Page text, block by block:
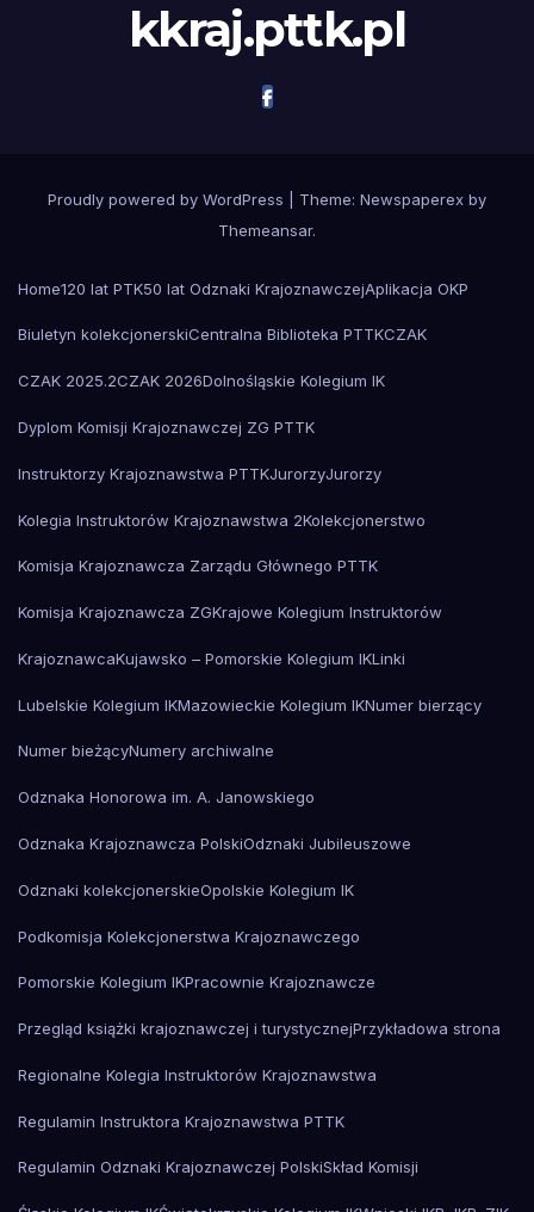
kkraj.pttk.pl
Proudly powered by WordPress
Theme: Newspaperex by
Themeansar.
Home120 lat PTK50 lat Odznaki KrajoznawczejAplikacja OKP
Biuletyn kolekcjonerskiCentralna Biblioteka PTTKCZAK
CZAK 2025.2CZAK 2026Dolnośląskie Kolegium IK
Dyplom Komisji Krajoznawczej ZG PTTK
Instruktorzy Krajoznawstwa PTTKJurorzyJurorzy
Kolegia Instruktorów Krajoznawstwa 2Kolekcjonerstwo
Komisja Krajoznawcza Zarządu Głównego PTTK
Komisja Krajoznawcza ZGKrajowe Kolegium Instruktorów
KrajoznawcaKujawsko – Pomorskie Kolegium IKLinki
Lubelskie Kolegium IKMazowieckie Kolegium IKNumer bierzący
Numer bieżącyNumery archiwalne
Odznaka Honorowa im. A. Janowskiego
Odznaka Krajoznawcza PolskiOdznaki Jubileuszowe
Odznaki kolekcjonerskieOpolskie Kolegium IK
Podkomisja Kolekcjonerstwa Krajoznawczego
Pomorskie Kolegium IKPracownie Krajoznawcze
Przegląd książki krajoznawczej i turystycznejPrzykładowa strona
Regionalne Kolegia Instruktorów Krajoznawstwa
Regulamin Instruktora Krajoznawstwa PTTK
Regulamin Odznaki Krajoznawczej PolskiSkład Komisji